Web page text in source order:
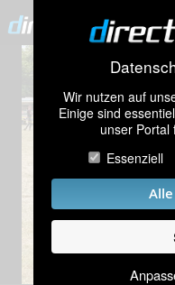
Wir nutzen auf
Einige sind
unser Portal
Essenziell